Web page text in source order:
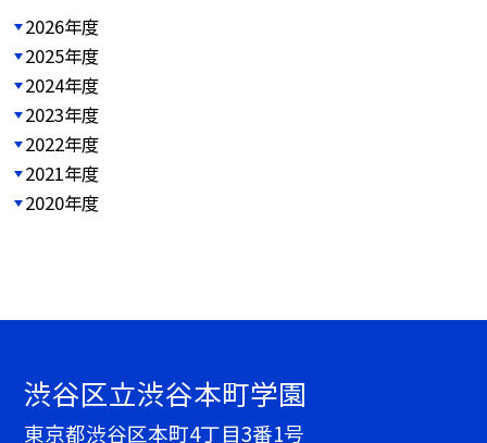
2026年度
2025年度
2024年度
2023年度
2022年度
2021年度
2020年度
渋谷区立渋谷本町学園
東京都渋谷区本町4丁目3番1号